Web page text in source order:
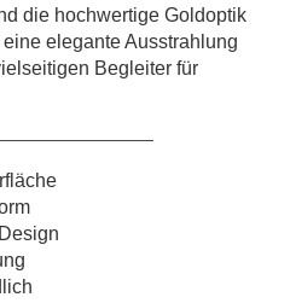
die hochwertige Goldoptik
elegante Ausstrahlung
Begleiter für